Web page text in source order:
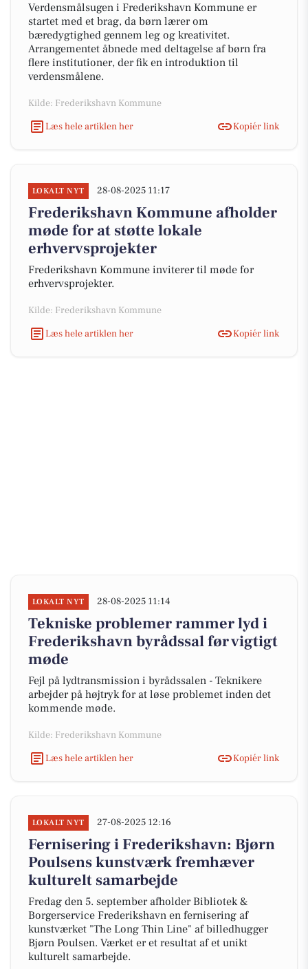
Verdensmålsugen i Frederikshavn Kommune er
startet med et brag, da børn lærer om
bæredygtighed gennem leg og kreativitet.
Arrangementet åbnede med deltagelse af børn fra
flere institutioner, der fik en introduktion til
verdensmålene.
Kilde: Frederikshavn Kommune
Læs hele artiklen her
Kopiér link
LOKALT NYT 28-08-2025 11:17
Frederikshavn Kommune afholder
møde for at støtte lokale
erhvervsprojekter
Frederikshavn Kommune inviterer til møde for
erhvervsprojekter.
Kilde: Frederikshavn Kommune
Læs hele artiklen her
Kopiér link
LOKALT NYT 28-08-2025 11:14
Tekniske problemer rammer lyd i
Frederikshavn byrådssal før vigtigt
møde
Fejl på lydtransmission i byrådssalen - Teknikere
arbejder på højtryk for at løse problemet inden det
kommende møde.
Kilde: Frederikshavn Kommune
Læs hele artiklen her
Kopiér link
LOKALT NYT 27-08-2025 12:16
Fernisering i Frederikshavn: Bjørn
Poulsens kunstværk fremhæver
kulturelt samarbejde
Fredag den 5. september afholder Bibliotek &
Borgerservice Frederikshavn en fernisering af
kunstværket "The Long Thin Line" af billedhugger
Bjørn Poulsen. Værket er et resultat af et unikt
kulturelt samarbejde.